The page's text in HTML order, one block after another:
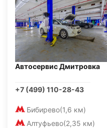
Автосервис Дмитровка
+7 (499) 110-28-43
Бибирево(1,6 км)
Алтуфьево(2,35 км)